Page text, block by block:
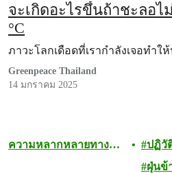
จะเกิดอะไรขึ้นถ้าชะลอไ
°C
ภาวะโลกเดือดที่เรากำลังเจอทำ
Greenpeace Thailand
14 มกราคม 2025
ความหลากหลายทาง
ปฏิวั
ฝุ่นข้